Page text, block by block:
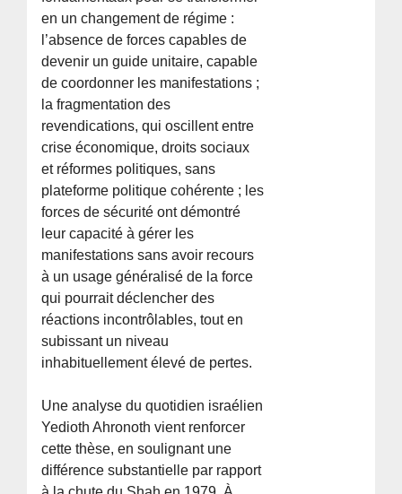
en un changement de régime :
l’absence de forces capables de
devenir un guide unitaire, capable
de coordonner les manifestations ;
la fragmentation des
revendications, qui oscillent entre
crise économique, droits sociaux
et réformes politiques, sans
plateforme politique cohérente ; les
forces de sécurité ont démontré
leur capacité à gérer les
manifestations sans avoir recours
à un usage généralisé de la force
qui pourrait déclencher des
réactions incontrôlables, tout en
subissant un niveau
inhabituellement élevé de pertes.
Une analyse du quotidien israélien
Yedioth Ahronoth vient renforcer
cette thèse, en soulignant une
différence substantielle par rapport